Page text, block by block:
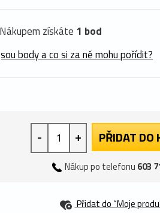
Nákupem získáte 1 bod
body a co si za ně mohu pořídit?
- + PŘIDAT DO
Nákup po telefonu 603
Přidat do “Moje